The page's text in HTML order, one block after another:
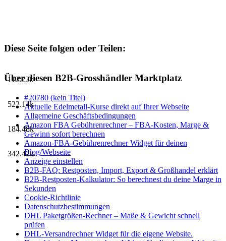
Diese Seite folgen oder Teilen:
112.22k
522.14k
184.48k
342.42k
Über diesen B2B-Grosshändler Marktplatz
#20780 (kein Titel)
Aktuelle Edelmetall-Kurse direkt auf Ihrer Webseite
Allgemeine Geschäftsbedingungen
Amazon FBA Gebührenrechner – FBA-Kosten, Marge &
Gewinn sofort berechnen
Amazon-FBA-Gebührenrechner Widget für deinen
Blog/Webseite
Anzeige einstellen
B2B-FAQ: Restposten, Import, Export & Großhandel erklärt
B2B-Restposten-Kalkulator: So berechnest du deine Marge in
Sekunden
Cookie-Richtlinie
Datenschutzbestimmungen
DHL Paketgrößen-Rechner – Maße & Gewicht schnell
prüfen
DHL-Versandrechner Widget für die eigene Website.